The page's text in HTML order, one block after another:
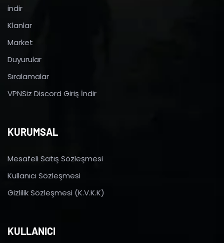
indir
Klanlar
Market
Duyurular
Sıralamalar
VPNSiz Discord Giriş İndir
KURUMSAL
Mesafeli Satış Sözleşmesi
Kullanıcı Sözleşmesi
Gizlilik Sözleşmesi (K.V.K.K)
KULLANICI